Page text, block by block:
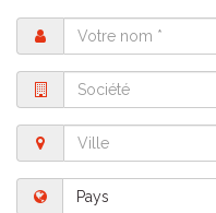
Nom
Société
Ville
PaysPays